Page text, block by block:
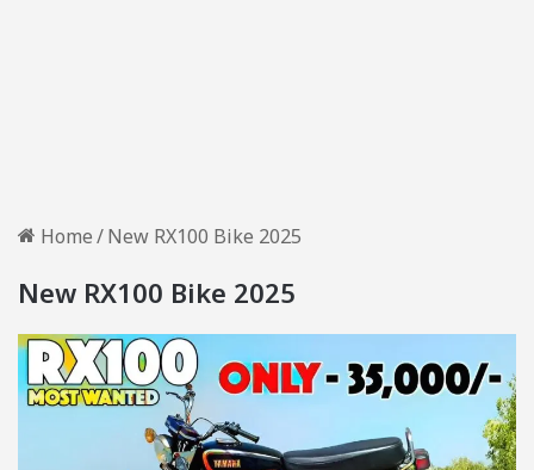
Home/New RX100 Bike 2025
New RX100 Bike 2025